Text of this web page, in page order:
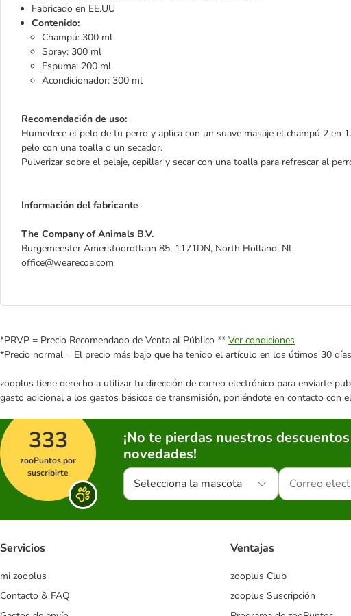
Fabricado en EE.UU
Contenido:
Champú: 300 ml
Spray: 300 ml
Espuma: 200 ml
Acondicionador: 300 ml
Recomendación de uso:
Humedece el pelo de tu perro y aplica con un suave masaje el champú 2 en
pelo con una toalla o un secador.
Pulverizar sobre el pelaje, cepillar y secar con una toalla para refrescar al
Información del fabricante
The Company of Animals B.V.
Burgemeester Amersfoordtlaan 85, 1171DN, North Holland, NL
office@wearecoa.com
*PRVP = Precio Recomendado de Venta al Público ** Ver condiciones
*Precio normal = El precio más bajo que ha tenido el artículo en los útimos 30
zooplus tiene derecho a utilizar tu dirección de correo electrónico para enviarte
gasto adicional a los gastos básicos de transmisión, poniéndote en contacto con
333
zooPuntos por
suscribirte
¡No te pierdas nuestros
novedades!
Selecciona la mascota
Servicios
mi zooplus
Contacto & FAQ
Ventajas
zooplus Club
zooplus Suscripción